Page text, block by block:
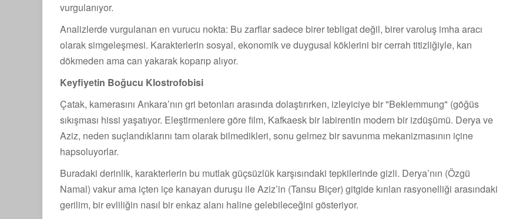
vurgulanıyor.
Analizlerde vurgulanan en vurucu nokta: Bu zarflar sadece birer tebligat değil, birer varoluş imha aracı
olarak simgeleşmesi. Karakterlerin sosyal, ekonomik ve duygusal köklerini bir cerrah titizliğiyle, kan
dökmeden ama can yakarak koparıp alıyor.
Keyfiyetin Boğucu Klostrofobisi
Çatak, kamerasını Ankara’nın gri betonları arasında dolaştırırken, izleyiciye bir "Beklemmung" (göğüs
sıkışması hissi yaşatıyor. Eleştirmenlere göre film, Kafkaesk bir labirentin modern bir izdüşümü. Derya ve
Aziz, neden suçlandıklarını tam olarak bilmedikleri, sonu gelmez bir savunma mekanizmasının içine
hapsoluyorlar.
Buradaki derinlik, karakterlerin bu mutlak güçsüzlük karşısındaki tepkilerinde gizli. Derya’nın (Özgü
Namal) vakur ama içten içe kanayan duruşu ile Aziz’in (Tansu Biçer) gitgide kırılan rasyonelliği arasındaki
gerilim, bir evliliğin nasıl bir enkaz alanı haline gelebileceğini gösteriyor.